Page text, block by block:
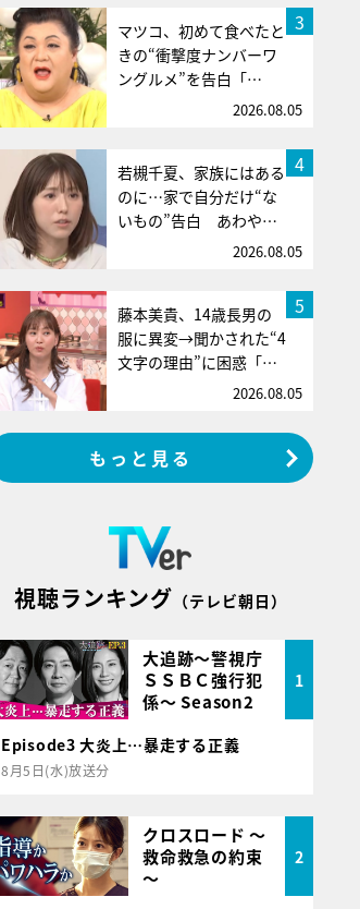
3
マツコ、初めて食べたと
きの“衝撃度ナンバーワ
ングルメ”を告白「…
2026.08.05
4
若槻千夏、家族にはある
のに…家で自分だけ“な
いもの”告白 あわや…
2026.08.05
5
藤本美貴、14歳長男の
服に異変→聞かされた“4
文字の理由”に困惑「…
2026.08.05
もっと見る
視聴ランキング （テレビ朝日）
大追跡～警視庁
ＳＳＢＣ強行犯
係～ Season2
1
Episode3 大炎上…暴走する正義
8月5日(水)放送分
クロスロード ～
救命救急の約束
～
2